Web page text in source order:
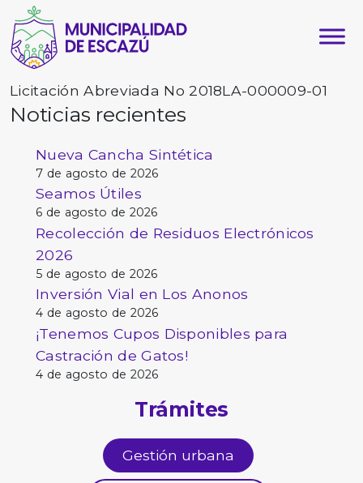
Licitación Abreviada No 2018LA-000009-01
Noticias recientes
Nueva Cancha Sintética
7 de agosto de 2026
Seamos Útiles
6 de agosto de 2026
Recolección de Residuos Electrónicos
2026
5 de agosto de 2026
Inversión Vial en Los Anonos
4 de agosto de 2026
¡Tenemos Cupos Disponibles para
Castración de Gatos!
4 de agosto de 2026
Trámites
Gestión urbana